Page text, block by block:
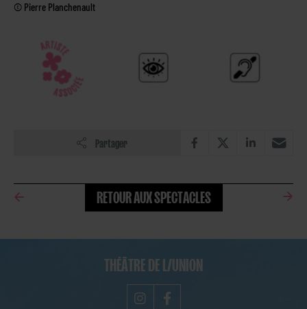
© Pierre Planchenault
Partager
RETOUR AUX SPECTACLES
THÉÂTRE DE L/UNION